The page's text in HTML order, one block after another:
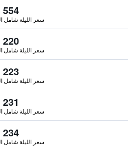
554 ﷼
سعر الليلة شامل
220 ﷼
سعر الليلة شامل
223 ﷼
سعر الليلة شامل
231 ﷼
سعر الليلة شامل
234 ﷼
سعر الليلة شامل